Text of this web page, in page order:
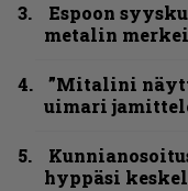
Espoon
metalin
”Mitalini
uimari
hyppäsi